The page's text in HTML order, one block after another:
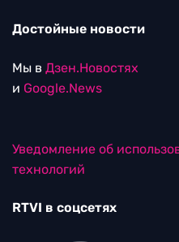
Достойные новости
Мы в Дзен.Новостях
и Google.News
Уведомление об
технологий
RTVI в соцсетях